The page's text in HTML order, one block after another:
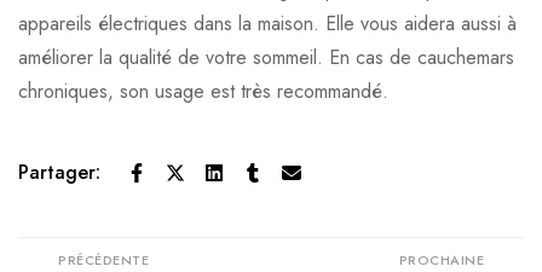
appareils électriques dans la maison. Elle vous aidera aussi à
améliorer la qualité de votre sommeil. En cas de cauchemars
chroniques, son usage est très recommandé.
Partager:
PRÉCÉDENTE PROCHAINE